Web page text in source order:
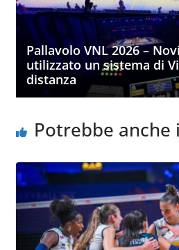
Pallavolo VNL 2026 –
utilizzato un sistema di
distanza
Potrebbe